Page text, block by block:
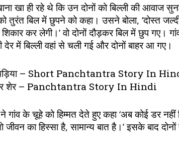
खा ही रहे थे कि उन दोनों को बिल्ली की आवाज
तुरंत बिल में छुपने को कहा। उसने बोला, ‘दोस्त
शिकार कर लेगी।’ वो दोनों दौड़कर बिल में छुप गए।
देर में बिल्ली वहां से चली गई और दोनों बाहर आ गए।
– Short Panchtantra Story In
शेर – Panchtantra Story In Hindi
के चूहे को हिम्मत देते हुए कहा ‘अब कोई डर नहीं
का हिस्सा है, सामान्य बात है।’ इसके बाद